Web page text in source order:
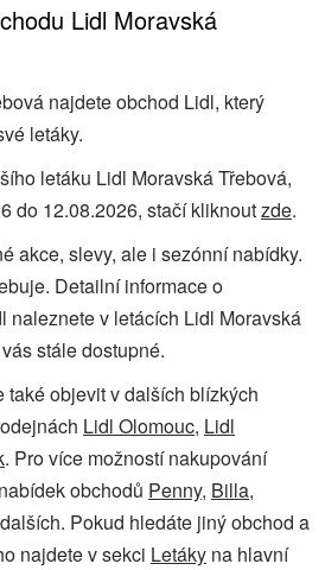
Lidl Moravská
najdete obchod Lidl, který
letáky.
letáku Lidl Moravská Třebová,
do 12.08.2026, stačí kliknoutzde.
akce, slevy, ale i sezónní nabídky.
Detailní informace o
naleznete v letácích Lidl Moravská
stále dostupné.
také objevit v dalších blízkých
Lidl Olomouc, Lidl
. Pro více možností nakupování
obchodů Penny, Billa,
Pokud hledáte jiný obchod a
najdete v sekci Letáky na hlavní